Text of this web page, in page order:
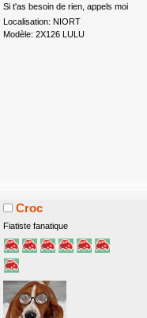
Si t'as besoin de rien, appels moi
Localisation: NIORT
Modèle: 2X126 LULU
Croc
Fiatiste fanatique